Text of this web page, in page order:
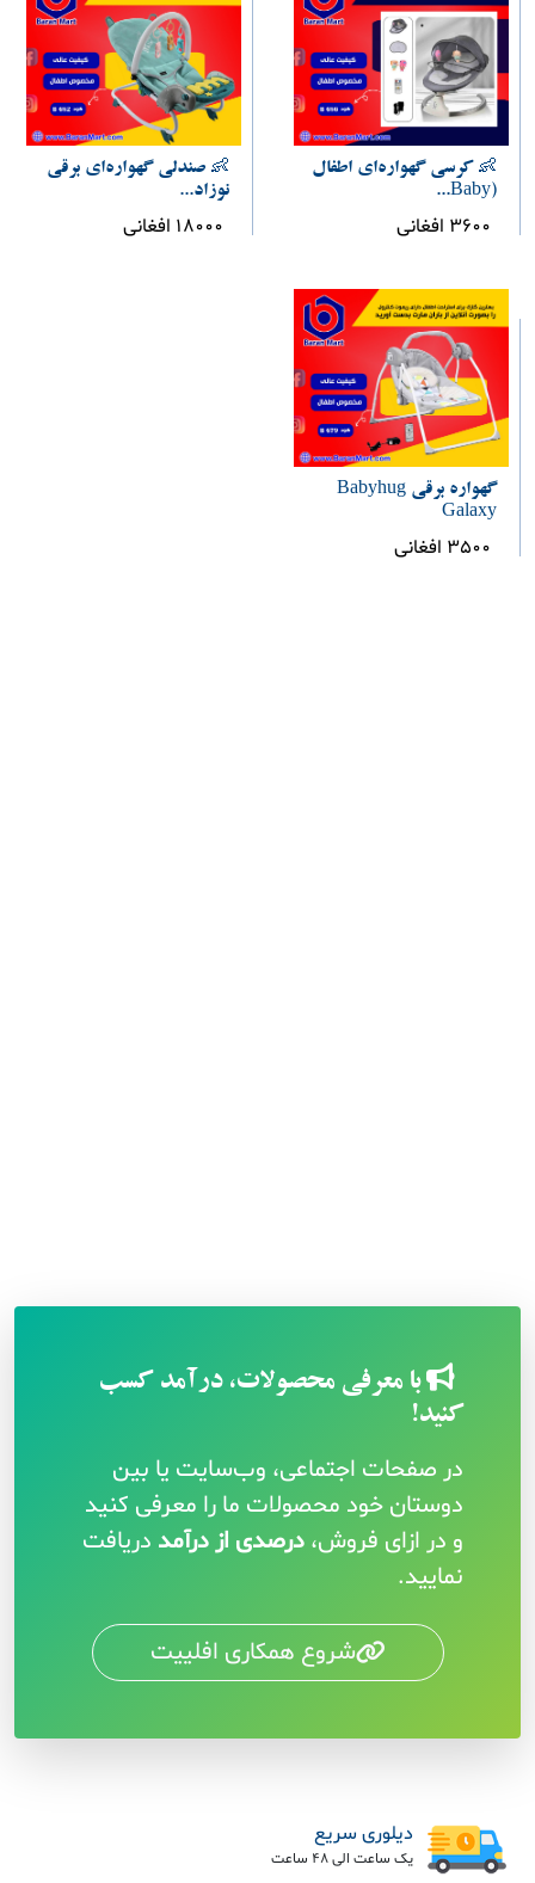
👶 کرسی گهواره‌ای اطفال
(Baby...
3600 افغانی
👶 صندلی گهواره‌ای برقی
نوزاد...
18000 افغانی
گهواره برقی Babyhug
Galaxy
3500 افغانی
با معرفی محصولات، درآمد کسب
کنید!
در صفحات اجتماعی، وب‌سایت یا بین
دوستان خود محصولات ما را معرفی کنید
و در ازای فروش، درصدی از درآمد دریافت
نمایید.
شروع همکاری افلییت
دیلوری سریع
یک ساعت الی 48 ساعت